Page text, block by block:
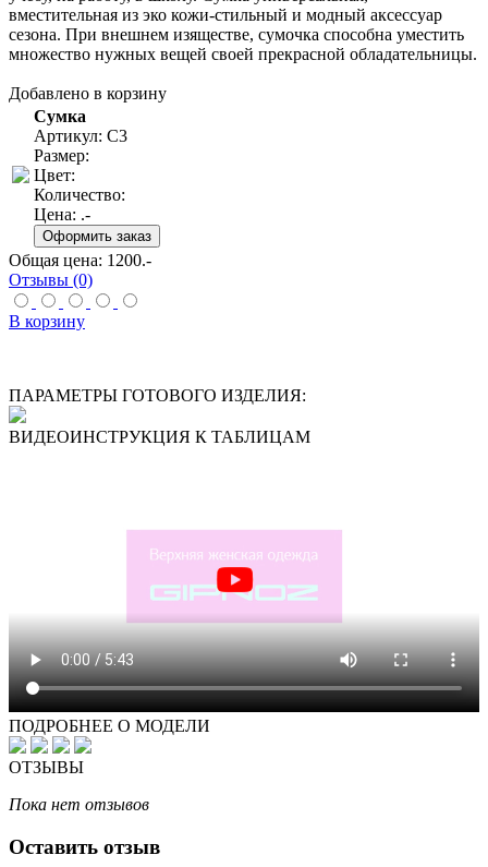
вместительная из эко кожи-стильный и модный аксессуар
сезона. При внешнем изяществе, сумочка способна уместить
множество нужных вещей своей прекрасной обладательницы.
Добавлено в корзину
Сумка
Артикул: С3
Размер:
Цвет:
Количество:
Цена: .-
Общая цена: 1200.-
Отзывы (0)
В корзину
ПАРАМЕТРЫ ГОТОВОГО ИЗДЕЛИЯ:
ВИДЕОИНСТРУКЦИЯ К ТАБЛИЦАМ
ПОДРОБНЕЕ О МОДЕЛИ
ОТЗЫВЫ
Пока нет отзывов
Оставить отзыв